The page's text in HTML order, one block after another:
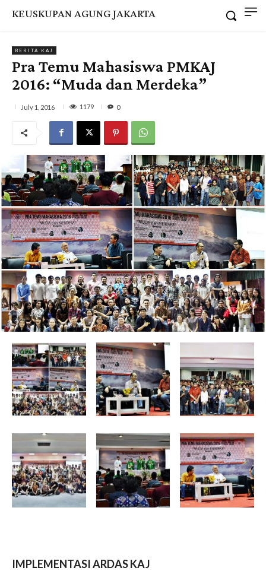
KEUSKUPAN AGUNG JAKARTA
BERITA KAJ
Pra Temu Mahasiswa PMKAJ
2016: “Muda dan Merdeka”
July 1, 2016 1179 0
IMPLEMENTASI ARDAS KAJ